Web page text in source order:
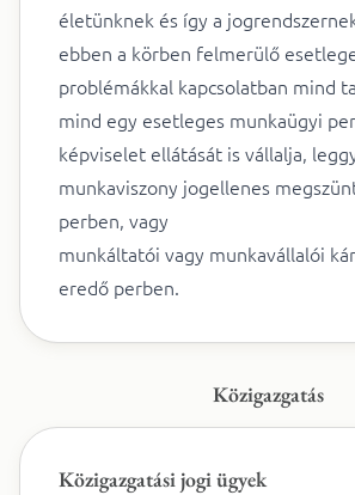
életünknek és így a
ebben a körben felmerülő
problémákkal kapcsolatban mind
mind egy esetleges munkaügyi
képviselet ellátását is vállalja,
munkaviszony jogellenes
perben, vagy
munkáltatói vagy munkavállalói
eredő perben.
Közigazgatás
Közigazgatási jogi ügyek